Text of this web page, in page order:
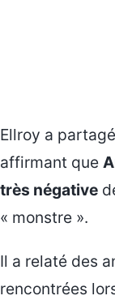
Ellroy a
affirmant que
très négative
« monstre ».
Il a relaté des
rencontrées